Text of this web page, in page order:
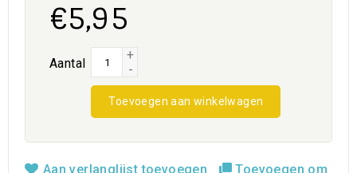
€5,95
Aantal
+
-
Toevoegen aan winkelwagen
Aan verlanglijst toevoegen
Toevoegen om